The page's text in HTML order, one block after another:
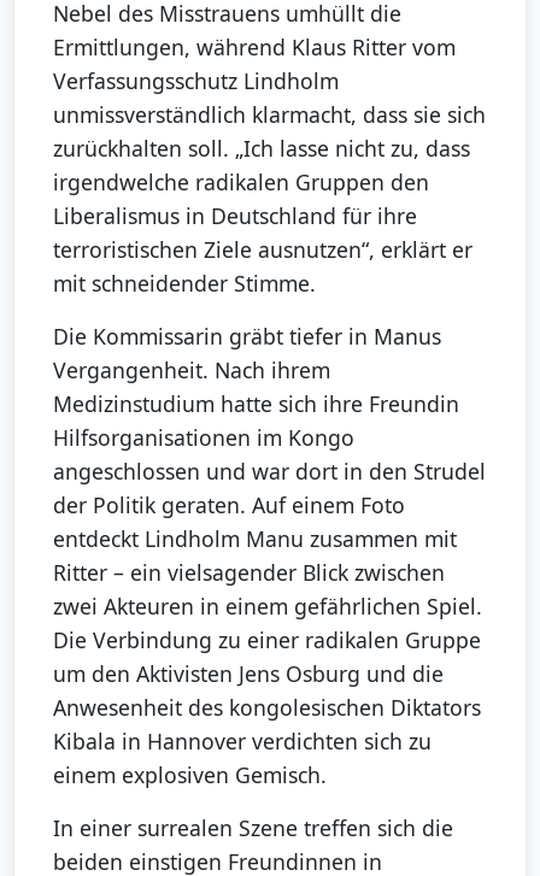
Nebel des Misstrauens umhüllt die
Ermittlungen, während Klaus Ritter vom
Verfassungsschutz Lindholm
unmissverständlich klarmacht, dass sie sich
zurückhalten soll. „Ich lasse nicht zu, dass
irgendwelche radikalen Gruppen den
Liberalismus in Deutschland für ihre
terroristischen Ziele ausnutzen“, erklärt er
mit schneidender Stimme.
Die Kommissarin gräbt tiefer in Manus
Vergangenheit. Nach ihrem
Medizinstudium hatte sich ihre Freundin
Hilfsorganisationen im Kongo
angeschlossen und war dort in den Strudel
der Politik geraten. Auf einem Foto
entdeckt Lindholm Manu zusammen mit
Ritter – ein vielsagender Blick zwischen
zwei Akteuren in einem gefährlichen Spiel.
Die Verbindung zu einer radikalen Gruppe
um den Aktivisten Jens Osburg und die
Anwesenheit des kongolesischen Diktators
Kibala in Hannover verdichten sich zu
einem explosiven Gemisch.
In einer surrealen Szene treffen sich die
beiden einstigen Freundinnen in